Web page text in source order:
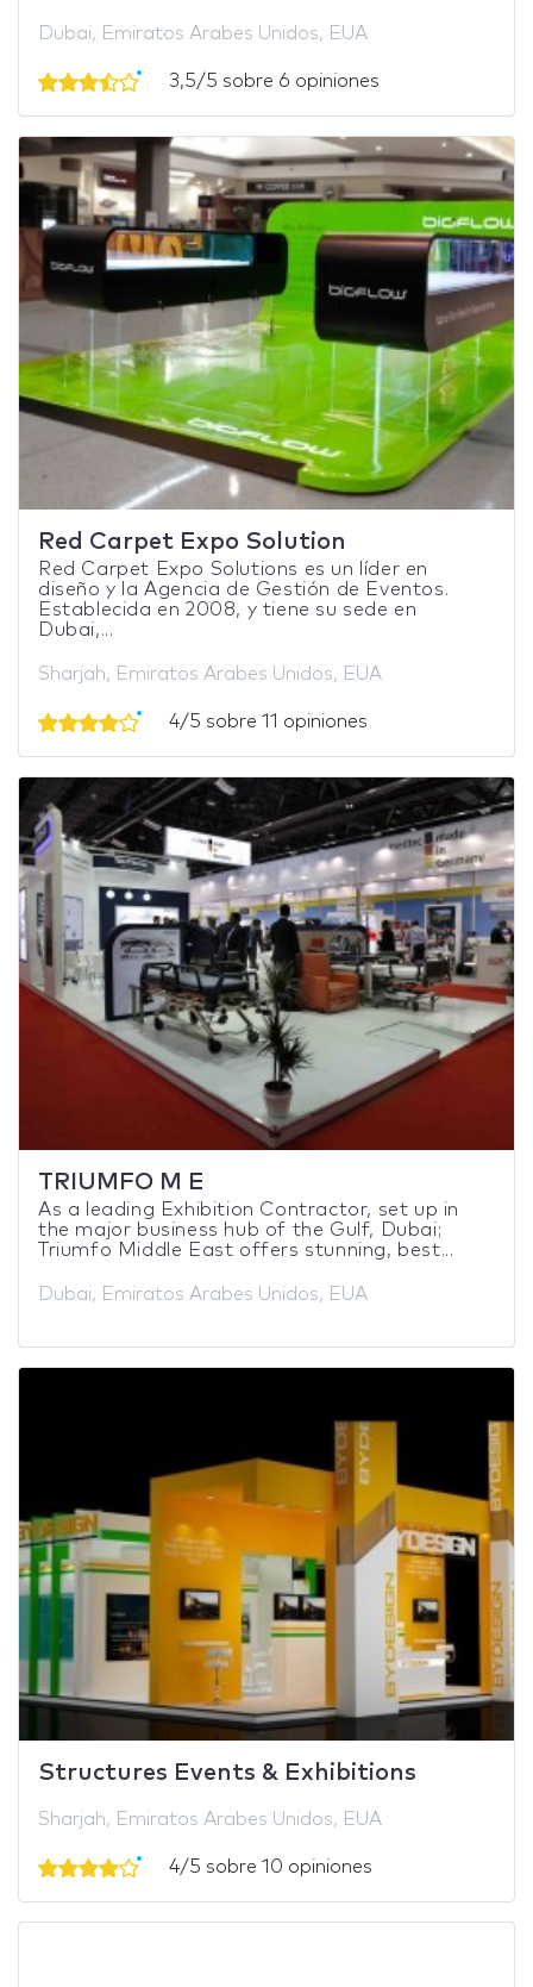
Dubai, Emiratos Arabes Unidos, EUA
3,5/5 sobre 6 opiniones
Red Carpet Expo Solution
Red Carpet Expo Solutions es un líder en
diseño y la Agencia de Gestión de Eventos.
Establecida en 2008, y tiene su sede en
Dubai,...
Sharjah, Emiratos Arabes Unidos, EUA
4/5 sobre 11 opiniones
TRIUMFO M E
As a leading Exhibition Contractor, set up in
the major business hub of the Gulf, Dubai;
Triumfo Middle East offers stunning, best...
Dubai, Emiratos Arabes Unidos, EUA
Structures Events & Exhibitions
Sharjah, Emiratos Arabes Unidos, EUA
4/5 sobre 10 opiniones